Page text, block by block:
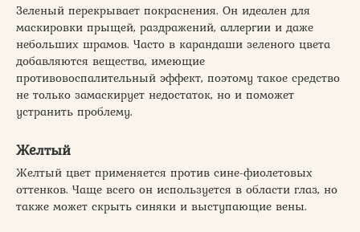
Зеленый перекрывает покраснения. Он идеален для
маскировки прыщей, раздражений, аллергии и даже
небольших шрамов. Часто в карандаши зеленого цвета
добавляются вещества, имеющие
противовоспалительный эффект, поэтому такое средство
не только замаскирует недостаток, но и поможет
устранить проблему.
Желтый
Желтый цвет применяется против сине-фиолетовых
оттенков. Чаще всего он используется в области глаз, но
также может скрыть синяки и выступающие вены.